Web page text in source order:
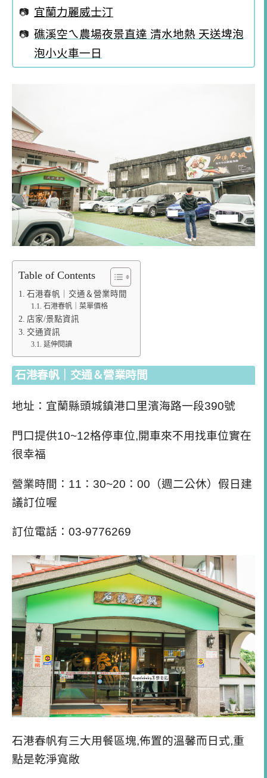
宜蘭力麗威士汀
礁溪空ㄟ農場夜景直達 清水地熱 天送埤泡
泡小火車一日
Table of Contents
石港春帆｜交通＆營業時間
石港春帆｜菜單價格
店家/景點資訊
交通資訊
延伸閱讀
石港春帆｜交通＆營業時間
地址：宜蘭縣頭城鎮港口里濱海路一段390號
門口提供10~12格停車位,開車來不用找車位實在
很幸福
營業時間：11：30~20：00（週二公休）假日建
議訂位喔
訂位電話：03-9776269
石港春帆有三大用餐區塊,佈置的溫馨而日式,重
點是乾淨寬敞